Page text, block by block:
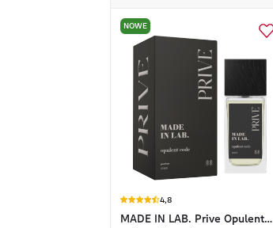
NOWE
4,8
MADE IN LAB. Prive Opulent